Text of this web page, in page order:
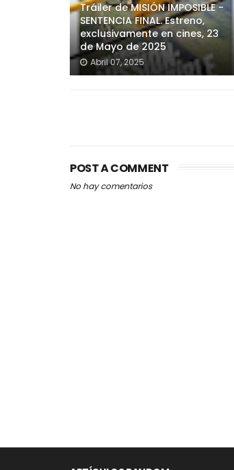
Tráiler de MISIÓN IMPOSIBLE -
SENTENCIA FINAL. Estreno,
exclusivamente en cines, 23
de Mayo de 2025
Abril 07, 2025
POST A COMMENT
No hay comentarios